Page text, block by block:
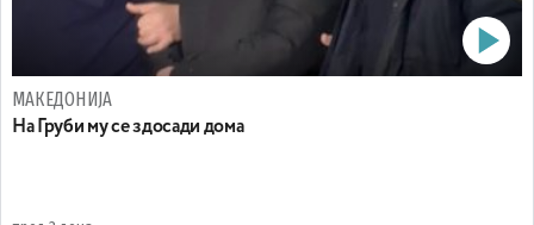
МАКЕДОНИЈА
На Груби му се здосади дома